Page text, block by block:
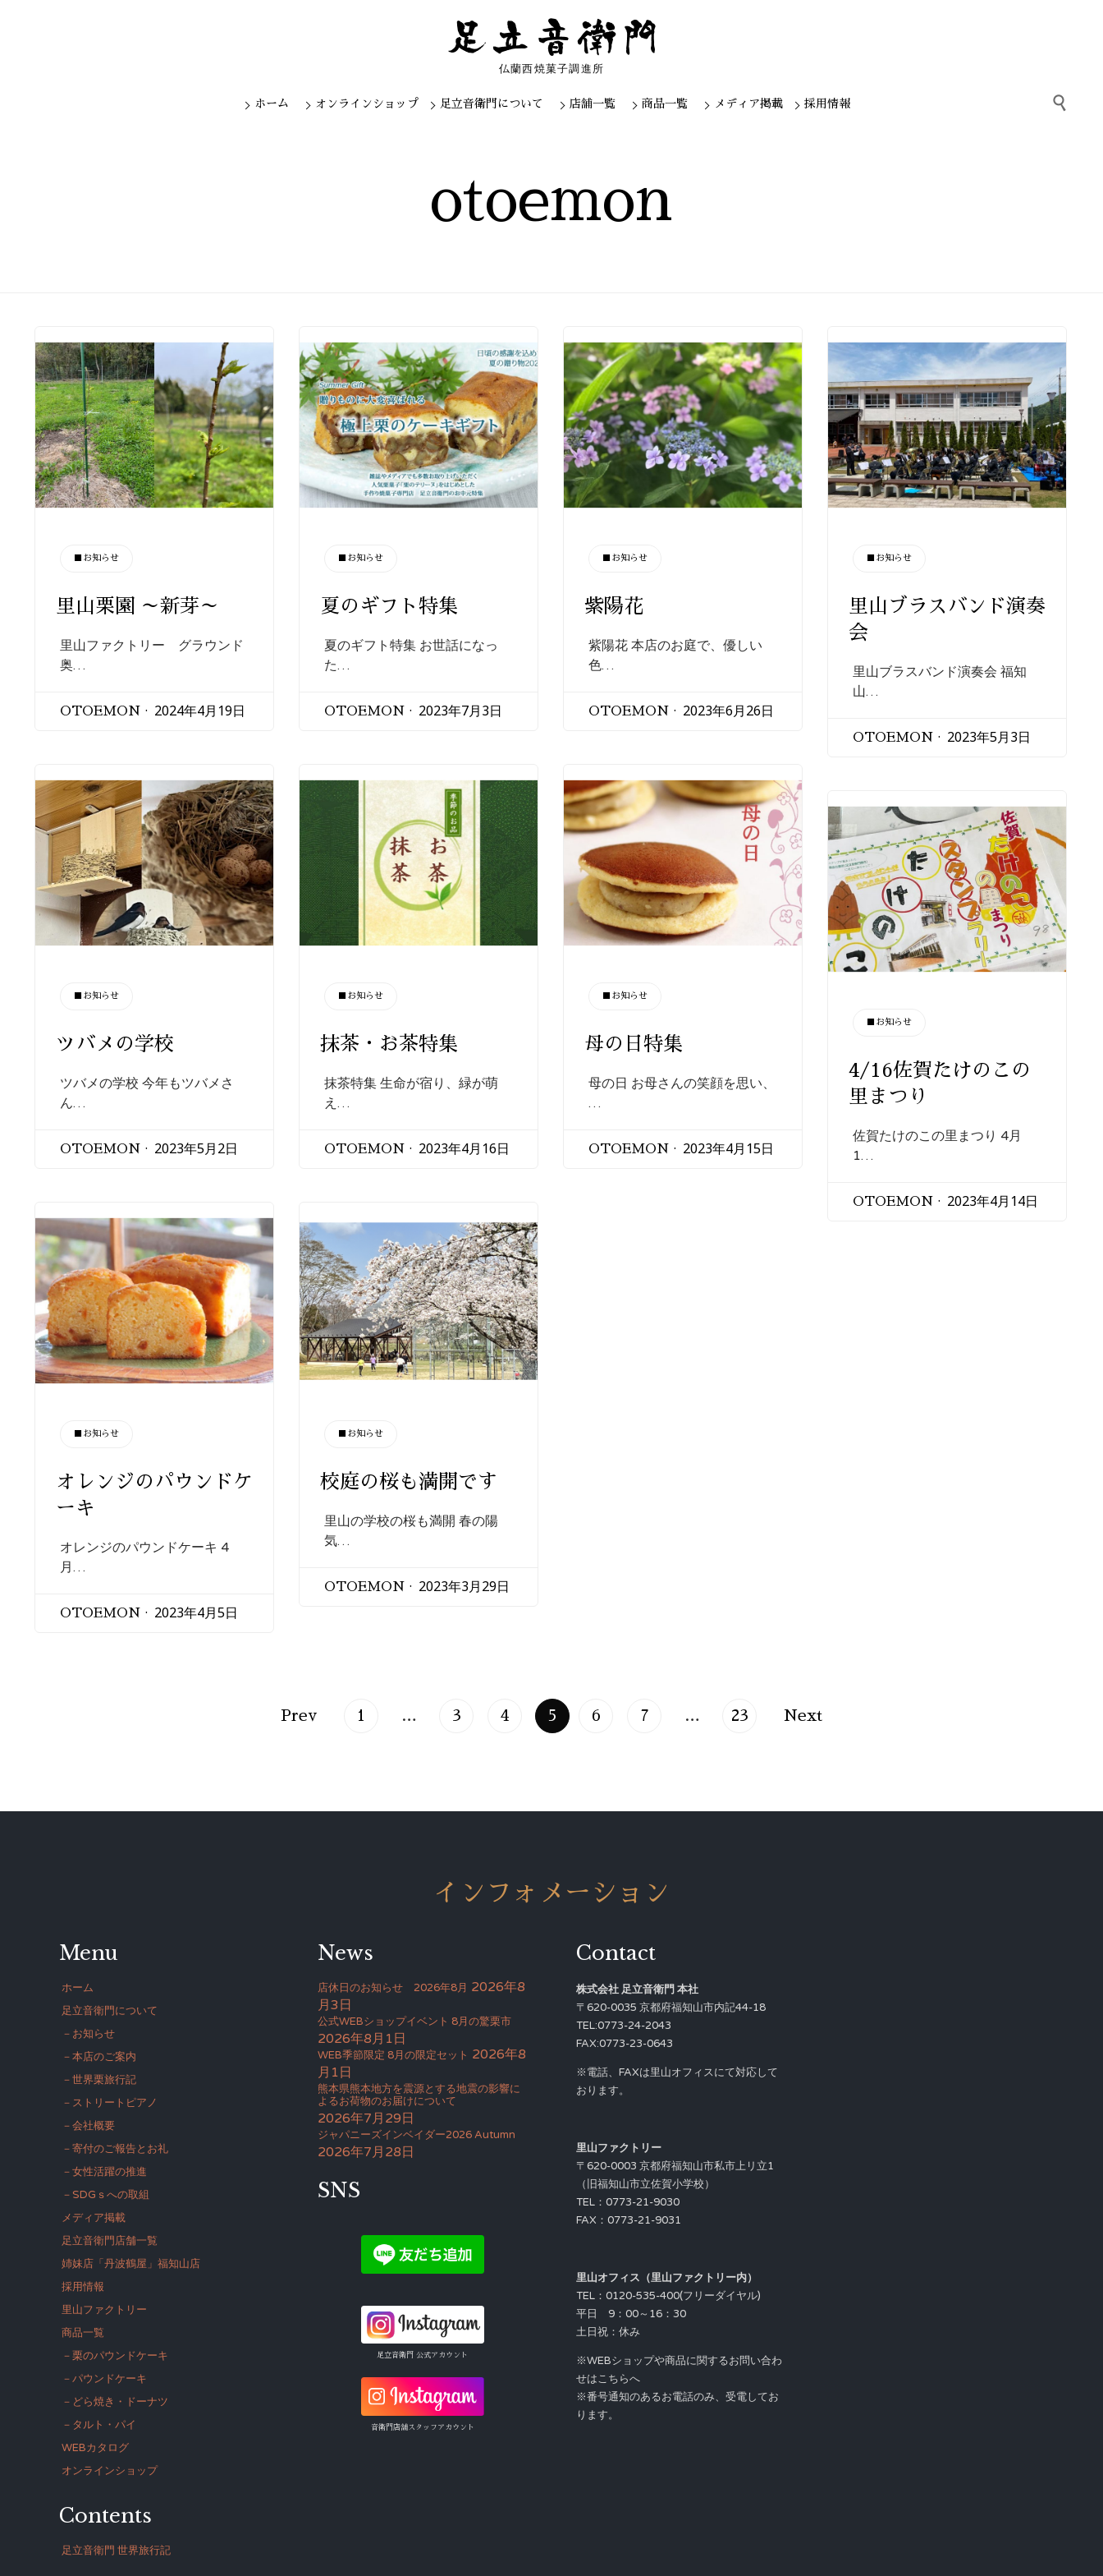
仏蘭西焼菓子調進所
Skip
ホーム オンラインショップ 足立音衛門について 店舗一覧 商品一覧 メディア掲載 採用情報 
otoemon
CATEGORY
■お知らせ
里山栗園 ～新芽～
里山ファクトリー グラウンド
奥…
OTOEMON 2024年4月19日
CATEGORY
■お知らせ
夏のギフト特集
夏のギフト特集 お世話になっ
た…
OTOEMON 2023年7月3日
CATEGORY
■お知らせ
紫陽花
紫陽花 本店のお庭で、優しい
色…
OTOEMON 2023年6月26日
CATEGORY
■お知らせ
里山ブラスバンド演奏
会
里山ブラスバンド演奏会 福知
山…
OTOEMON 2023年5月3日
CATEGORY
■お知らせ
ツバメの学校
ツバメの学校 今年もツバメさ
ん…
OTOEMON 2023年5月2日
CATEGORY
■お知らせ
抹茶・お茶特集
抹茶特集 生命が宿り、緑が萌
え…
OTOEMON 2023年4月16日
CATEGORY
■お知らせ
母の日特集
母の日 お母さんの笑顔を思い、
…
OTOEMON 2023年4月15日
CATEGORY
■お知らせ
4/16佐賀たけのこの
里まつり
佐賀たけのこの里まつり 4月
1…
OTOEMON 2023年4月14日
CATEGORY
■お知らせ
オレンジのパウンドケ
ーキ
オレンジのパウンドケーキ 4
月…
OTOEMON 2023年4月5日
CATEGORY
■お知らせ
校庭の桜も満開です
里山の学校の桜も満開 春の陽
気…
OTOEMON 2023年3月29日
Prev 1 … 3 4 5 6 7 … 23 Next
インフォメーション
Menu
ホーム
足立音衛門について
－お知らせ
－本店のご案内
－世界栗旅行記
－ストリートピアノ
－会社概要
－寄付のご報告とお礼
－女性活躍の推進
－SDGｓへの取組
メディア掲載
足立音衛門店舗一覧
姉妹店「丹波鶴屋」福知山店
採用情報
里山ファクトリー
商品一覧
－栗のパウンドケーキ
－パウンドケーキ
－どら焼き・ドーナツ
－タルト・パイ
WEBカタログ
オンラインショップ
Contents
足立音衛門 世界旅行記
News
店休日のお知らせ 2026年8月 2026年8
月3日
公式WEBショップイベント 8月の驚栗市
2026年8月1日
WEB季節限定 8月の限定セット 2026年8
月1日
熊本県熊本地方を震源とする地震の影響に
よるお荷物のお届けについて
2026年7月29日
ジャパニーズインベイダー2026 Autumn
2026年7月28日
SNS
足立音衛門 公式アカウント
音衛門店舗スタッフアカウント
Contact
株式会社 足立音衛門 本社
〒620-0035 京都府福知山市内記44-18
TEL:0773-24-2043
FAX:0773-23-0643
※電話、FAXは里山オフィスにて対応して
おります。
里山ファクトリー
〒620-0003 京都府福知山市私市上リ立1
（旧福知山市立佐賀小学校）
TEL：0773-21-9030
FAX：0773-21-9031
里山オフィス（里山ファクトリー内）
TEL：0120-535-400(フリーダイヤル)
平日 9：00～16：30
土日祝：休み
※WEBショップや商品に関するお問い合わ
せはこちらへ
※番号通知のあるお電話のみ、受電してお
ります。